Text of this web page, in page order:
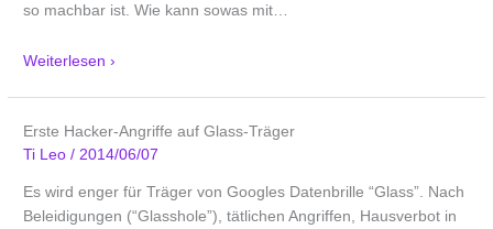
so machbar ist. Wie kann sowas mit…
Weiterlesen ›
Erste Hacker-Angriffe auf Glass-Träger
Ti Leo/2014/06/07
Es wird enger für Träger von Googles Datenbrille “Glass”. Nach
Beleidigungen (“Glasshole”), tätlichen Angriffen, Hausverbot in